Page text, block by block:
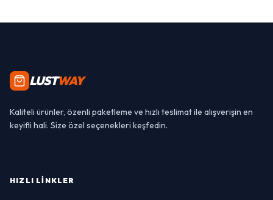
LUSTWAY
Kaliteli ürünler, özenli paketleme ve hızlı teslimat ile alışverişin en
keyifli hali. Size özel seçenekleri keşfedin.
HIZLI LINKLER